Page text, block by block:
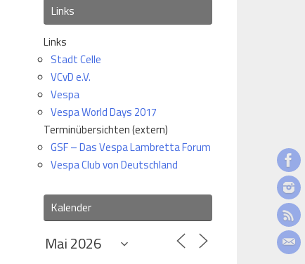
Links
Links
Stadt Celle
VCvD e.V.
Vespa
Vespa World Days 2017
Terminübersichten (extern)
GSF – Das Vespa Lambretta Forum
Vespa Club von Deutschland
Kalender